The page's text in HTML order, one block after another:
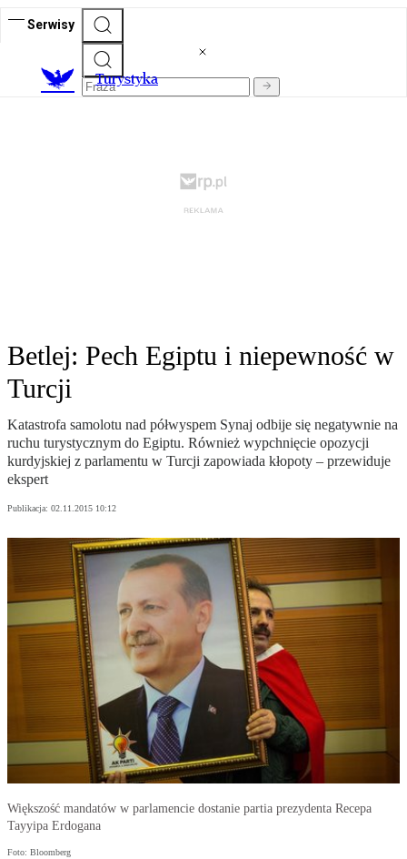
Serwisy
Turystyka
Betlej: Pech Egiptu i niepewność w
Turcji
Katastrofa samolotu nad półwyspem Synaj odbije się negatywnie na
ruchu turystycznym do Egiptu. Również wypchnięcie opozycji
kurdyjskiej z parlamentu w Turcji zapowiada kłopoty – przewiduje
ekspert
Publikacja: 02.11.2015 10:12
Większość mandatów w parlamencie dostanie partia prezydenta Recepa
Tayyipa Erdogana
Foto: Bloomberg